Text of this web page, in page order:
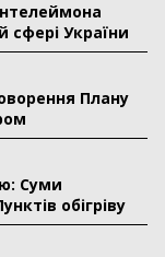
сфері України
Плану
Суми
обігріву